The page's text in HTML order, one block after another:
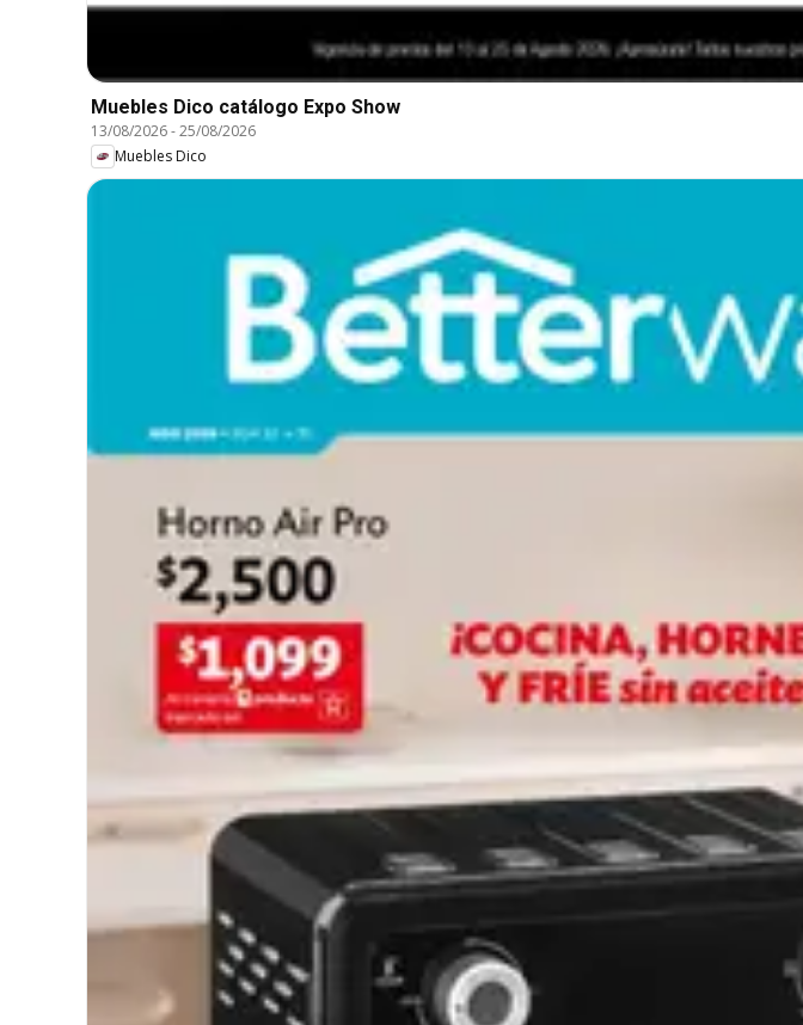
Muebles Dico catálogo Expo Show
13/08/2026-25/08/2026
Muebles Dico